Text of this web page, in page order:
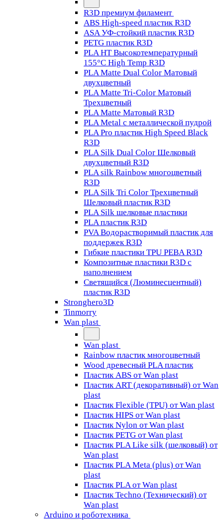
R3D премиум филамент
ABS High-speed пластик R3D
ASA УФ-стойкий пластик R3D
PETG пластик R3D
PLA HT Высокотемпературный
155°C High Temp R3D
PLA Matte Dual Color Матовый
двухцветный
PLA Matte Tri-Color Матовый
Трехцветный
PLA Matte Матовый R3D
PLA Metal с металлической пудрой
PLA Pro пластик High Speed Black
R3D
PLA Silk Dual Color Шелковый
двухцветный R3D
PLA silk Rainbow многоцветный
R3D
PLA Silk Tri Color Трехцветный
Шелковый пластик R3D
PLA Silk шелковые пластики
PLA пластик R3D
PVA Водорастворимый пластик для
поддержек R3D
Гибкие пластики TPU PEBA R3D
Композитные пластики R3D с
наполнением
Светящийся (Люминесцентный)
пластик R3D
Stronghero3D
Tinmorry
Wan plast
Wan plast
Rainbow пластик многоцветный
Wood древесный PLA пластик
Пластик ABS от Wan plast
Пластик ART (декоративный) от Wan
plast
Пластик Flexible (TPU) от Wan plast
Пластик HIPS от Wan plast
Пластик Nylon от Wan plast
Пластик PETG от Wan plast
Пластик PLA Like silk (шелковый) от
Wan plast
Пластик PLA Meta (plus) от Wan
plast
Пластик PLA от Wan plast
Пластик Techno (Технический) от
Wan plast
Arduino и роботехника